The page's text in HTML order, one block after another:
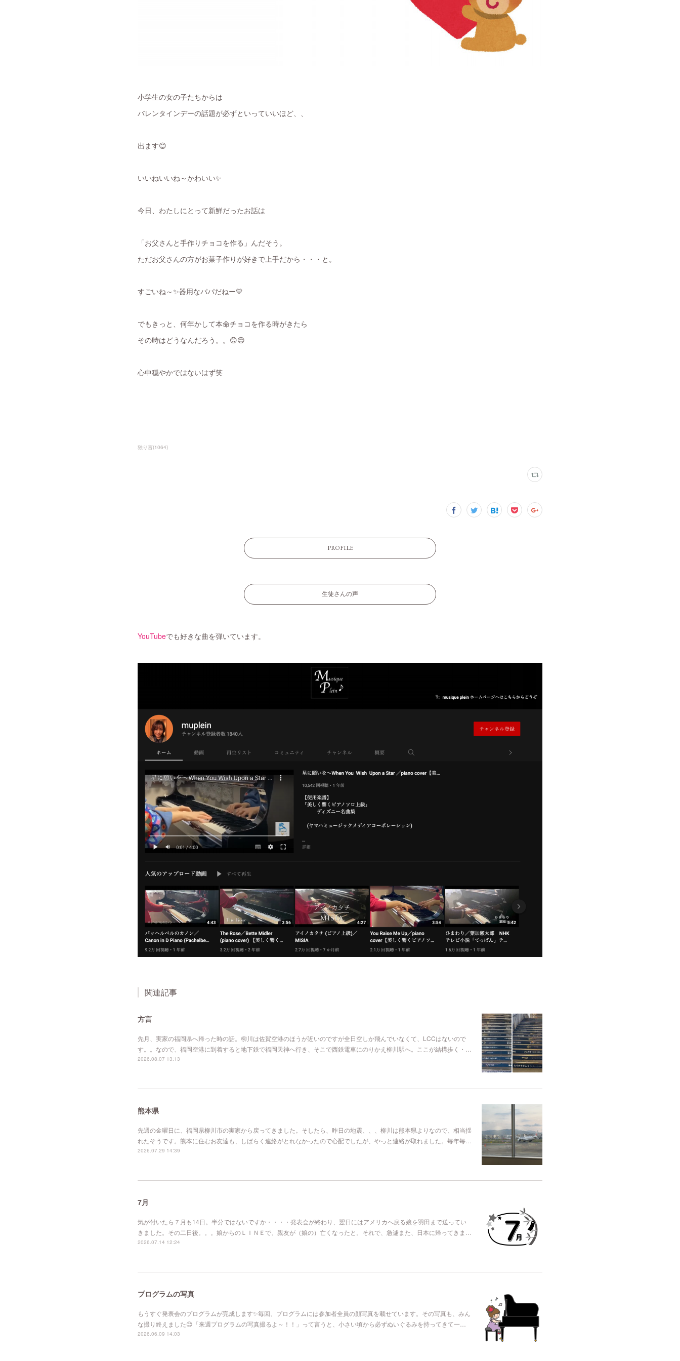
小学生の女の子たちからは
バレンタインデーの話題が必ずといっていいほど、、
出ます😊
いいねいいね～かわいい✨
今日、わたしにとって新鮮だったお話は
「お父さんと手作りチョコを作る」んだそう。
ただお父さんの方がお菓子作りが好きで上手だから・・・と。
すごいね～✨器用なパパだねー💛
でもきっと、何年かして本命チョコを作る時がきたら
その時はどうなんだろう。。😊😊
心中穏やかではないはず笑
独り言(1064)
PROFILE
生徒さんの声
YouTubeでも好きな曲を弾いています。
関連記事
方言
先月、実家の福岡県へ帰った時の話。柳川は佐賀空港のほうが近いのですが全日空しか飛んでいなくて、LCCはないので
す。。なので、福岡空港に到着すると地下鉄で福岡天神へ行き、そこで西鉄電車にのりかえ柳川駅へ。ここが結構歩く・…
2026.08.07 13:13
熊本県
先週の金曜日に、福岡県柳川市の実家から戻ってきました。そしたら、昨日の地震、、、柳川は熊本県よりなので、相当揺
れたそうです。熊本に住むお友達も、しばらく連絡がとれなかったので心配でしたが、やっと連絡が取れました。毎年毎…
2026.07.29 14:39
7月
気が付いたら７月も14日。半分ではないですか・・・・発表会が終わり、翌日にはアメリカへ戻る娘を羽田まで送ってい
きました。その二日後。。。娘からのＬＩＮＥで、親友が（娘の）亡くなったと。それで、急遽また、日本に帰ってきま…
2026.07.14 12:24
プログラムの写真
もうすぐ発表会のプログラムが完成します✨毎回、プログラムには参加者全員の顔写真を載せています。その写真も、みん
な撮り終えました😊「来週プログラムの写真撮るよ～！！」って言うと、小さい頃から必ずぬいぐるみを持ってきて一…
2026.06.09 14:03